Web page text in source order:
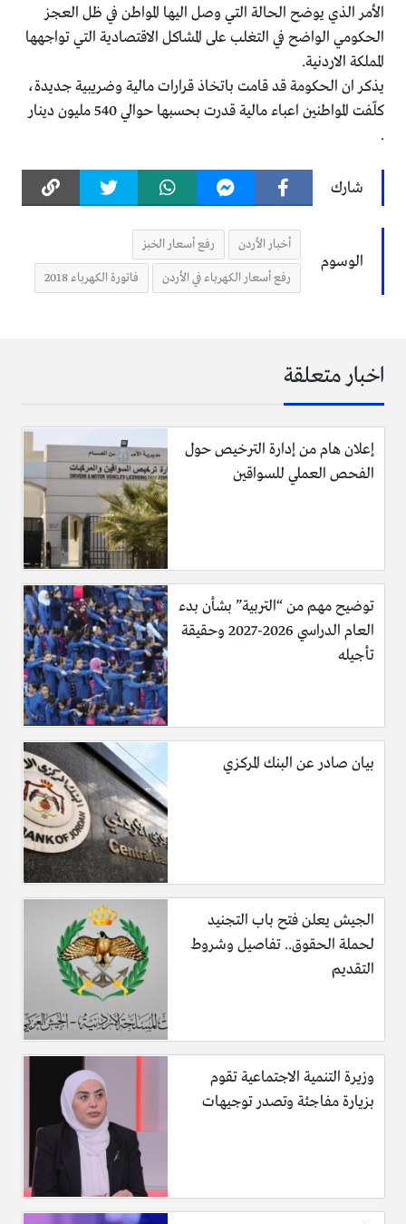
الأمر الذي يوضح الحالة التي وصل اليها المواطن في ظل العجز
الحكومي الواضح في التغلب على المشاكل الاقتصادية التي تواجهها
المملكة الاردنية.
يذكر ان الحكومة قد قامت باتخاذ قرارات مالية وضريبية جديدة،
كلّفت المواطنين اعباء مالية قدرت بحسبها حوالي 540 مليون دينار
.
شارك
الوسوم
أخبار الأردن رفع أسعار الخبز
رفع أسعار الكهرباء في الأردن فاتورة الكهرباء 2018
اخبار متعلقة
إعلان هام من إدارة الترخيص حول
الفحص العملي للسواقين
توضيح مهم من “التربية” بشأن بدء
العام الدراسي 2026-2027 وحقيقة
تأجيله
بيان صادر عن البنك المركزي
الجيش يعلن فتح باب التجنيد
لحملة الحقوق.. تفاصيل وشروط
التقديم
وزيرة التنمية الاجتماعية تقوم
بزيارة مفاجئة وتصدر توجيهات